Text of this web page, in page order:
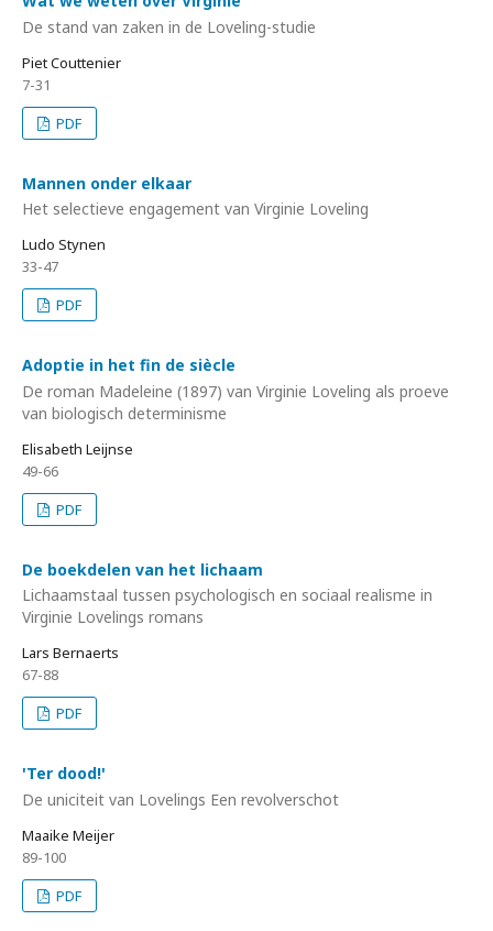
De stand van zaken in de Loveling-studie
Piet Couttenier
7-31
PDF
Mannen onder elkaar
Het selectieve engagement van Virginie Loveling
Ludo Stynen
33-47
PDF
Adoptie in het fin de siècle
De roman Madeleine (1897) van Virginie Loveling als proeve
van biologisch determinisme
Elisabeth Leijnse
49-66
PDF
De boekdelen van het lichaam
Lichaamstaal tussen psychologisch en sociaal realisme in
Virginie Lovelings romans
Lars Bernaerts
67-88
PDF
'Ter dood!'
De uniciteit van Lovelings Een revolverschot
Maaike Meijer
89-100
PDF